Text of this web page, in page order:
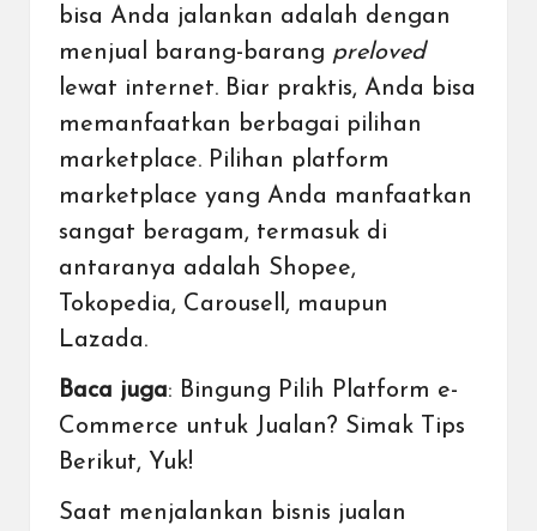
bisa Anda jalankan adalah dengan
menjual barang-barang preloved
lewat internet. Biar praktis, Anda bisa
memanfaatkan berbagai pilihan
marketplace. Pilihan platform
marketplace yang Anda manfaatkan
sangat beragam, termasuk di
antaranya adalah Shopee,
Tokopedia, Carousell, maupun
Lazada.
Baca juga: Bingung Pilih Platform e-
Commerce untuk Jualan? Simak Tips
Berikut, Yuk!
Saat menjalankan bisnis jualan